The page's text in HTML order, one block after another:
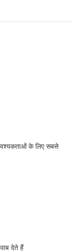
के लिए सबसे
देते हैं